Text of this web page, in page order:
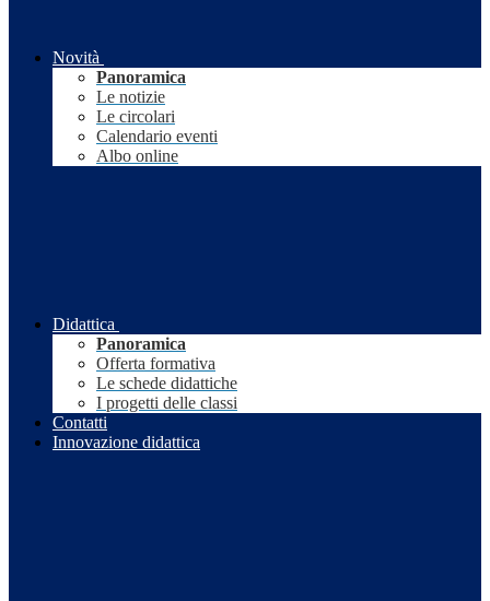
Novità
Panoramica
Le notizie
Le circolari
Calendario eventi
Albo online
Didattica
Panoramica
Offerta formativa
Le schede didattiche
I progetti delle classi
Contatti
Innovazione didattica